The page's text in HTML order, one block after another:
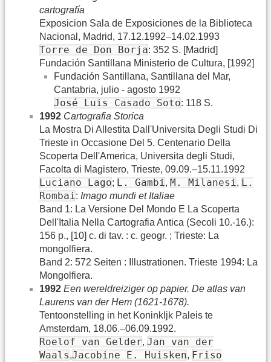
cartografía
Exposicion Sala de Exposiciones de la Biblioteca
Nacional, Madrid, 17.12.1992–14.02.1993
Torre de Don Borja: 352 S. [Madrid]
Fundación Santillana Ministerio de Cultura, [1992]
Fundación Santillana, Santillana del Mar,
Cantabria, julio - agosto 1992
José Luis Casado Soto: 118 S.
1992 Cartografia Storica
La Mostra Di Allestita Dall'Universita Degli Studi Di
Trieste in Occasione Del 5. Centenario Della
Scoperta Dell'America, Universita degli Studi,
Facolta di Magistero, Trieste, 09.09.–15.11.1992
Luciano Lago; L. Gambi, M. Milanesi, L.
Rombai: Imago mundi et Italiae
Band 1: La Versione Del Mondo E La Scoperta
Dell'Italia Nella Cartografia Antica (Secoli 10.-16.):
156 p., [10] c. di tav. : c. geogr. ; Trieste: La
mongolfiera.
Band 2: 572 Seiten : Illustrationen. Trieste 1994: La
Mongolfiera.
1992 Een wereldreiziger op papier. De atlas van
Laurens van der Hem (1621-1678).
Tentoonstelling in het Koninkljk Paleis te
Amsterdam, 18.06.–06.09.1992.
Roelof van Gelder, Jan van der
Waals,Jacobine E. Huisken, Friso